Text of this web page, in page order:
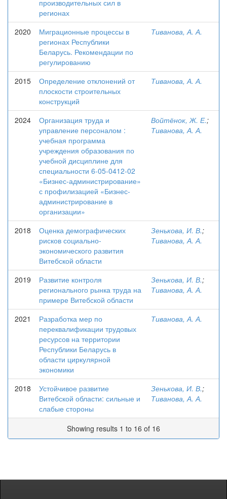
производительных сил в
регионах
2020
Миграционные процессы в
регионах Республики
Беларусь. Рекомендации по
регулированию
Тиванова, А. А.
2015
Определение отклонений от
плоскости строительных
конструкций
Тиванова, А. А.
2024
Организация труда и
управление персоналом :
учебная программа
учреждения образования по
учебной дисциплине для
специальности 6-05-0412-02
«Бизнес-администрирование»
с профилизацией «Бизнес-
администрирование в
организации»
Войтёнок, Ж. Е.;
Тиванова, А. А.
2018
Оценка демографических
рисков социально-
экономического развития
Витебской области
Зенькова, И. В.;
Тиванова, А. А.
2019
Развитие контроля
регионального рынка труда на
примере Витебской области
Зенькова, И. В.;
Тиванова, А. А.
2021
Разработка мер по
переквалификации трудовых
ресурсов на территории
Республики Беларусь в
области циркулярной
экономики
Тиванова, А. А.
2018
Устойчивое развитие
Витебской области: сильные и
слабые стороны
Зенькова, И. В.;
Тиванова, А. А.
Showing results 1 to 16 of 16